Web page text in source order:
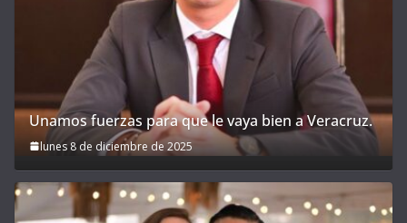
Unamos fuerzas para que le vaya bien a Veracruz.
lunes 8 de diciembre de 2025